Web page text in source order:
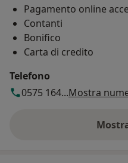
Pagamento online
Contanti
Bonifico
Carta di credito
Telefono
0575 164...Mostra